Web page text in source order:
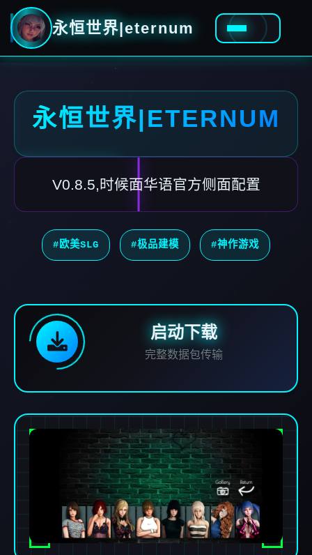
永恒世界|eternum
永恒世界|ETERNUM
V0.8.5,时候面华语官方侧面配置
#欧美SLG #极品建模 #神作游戏
启动下载
完整数据包传输